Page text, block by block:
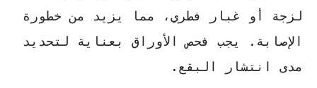
لزجة أو غبار فطري، مما يزيد من خطورة
الإصابة.
يجب فحص الأوراق بعناية لتحديد
مدى انتشار البقع.